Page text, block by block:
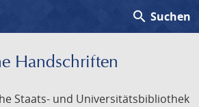
search Suchen
Handschriften
Staats- und Universitätsbibliothek